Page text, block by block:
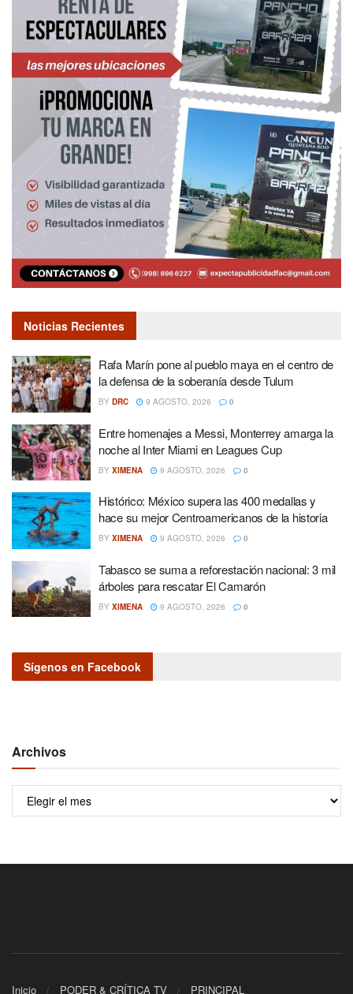
Noticias Recientes
Rafa Marín pone al pueblo maya en el centro de
la defensa de la soberanía desde Tulum
BY DRC 9 AGOSTO, 2026 0
Entre homenajes a Messi, Monterrey amarga la
noche al Inter Miami en Leagues Cup
BY XIMENA 9 AGOSTO, 2026 0
Histórico: México supera las 400 medallas y
hace su mejor Centroamericanos de la historia
BY XIMENA 9 AGOSTO, 2026 0
Tabasco se suma a reforestación nacional: 3 mil
árboles para rescatar El Camarón
BY XIMENA 9 AGOSTO, 2026 0
Sígenos en Facebook
Archivos
Archivos
Inicio PODER & CRÍTICA TV PRINCIPAL